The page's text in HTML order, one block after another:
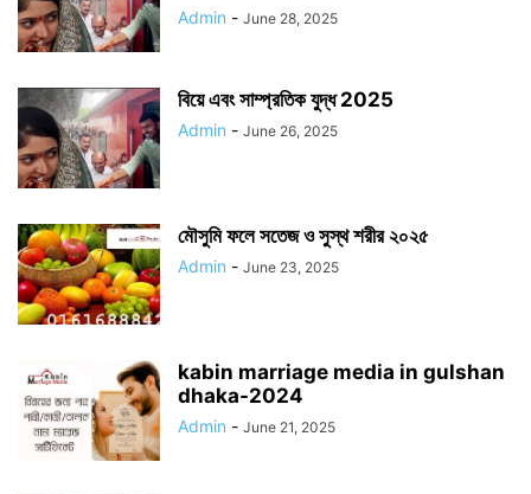
Admin - June 28, 2025
বিয়ে এবং সাম্প্রতিক যুদ্ধ 2025
Admin - June 26, 2025
মৌসুমি ফলে সতেজ ও সুস্থ শরীর ২০২৫
Admin - June 23, 2025
kabin marriage media in gulshan
dhaka-2024
Admin - June 21, 2025